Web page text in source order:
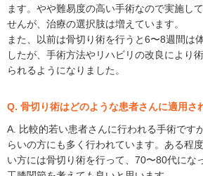
ます。やや難易度の高い手術なので実施し
せんが、治療の選択肢は増えています。
また、以前は骨切り術を行うと6〜8週間は
したが、手術方法やリハビリの改良により
られるようになりました。
Q. 骨切り術はどのような患者さんに適用さ
A. 比較的若い患者さんに行われる手術です
らいの方にも多く行われています。ある程
い方には骨切り術を行って、70〜80代にな